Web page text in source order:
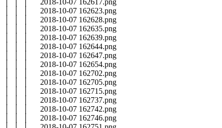
│ │ │ 2018-10-07 162617.png
│ │ │ 2018-10-07 162623.png
│ │ │ 2018-10-07 162628.png
│ │ │ 2018-10-07 162635.png
│ │ │ 2018-10-07 162639.png
│ │ │ 2018-10-07 162644.png
│ │ │ 2018-10-07 162647.png
│ │ │ 2018-10-07 162654.png
│ │ │ 2018-10-07 162702.png
│ │ │ 2018-10-07 162705.png
│ │ │ 2018-10-07 162715.png
│ │ │ 2018-10-07 162737.png
│ │ │ 2018-10-07 162742.png
│ │ │ 2018-10-07 162746.png